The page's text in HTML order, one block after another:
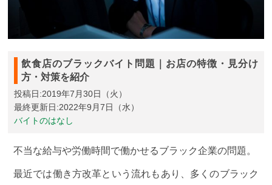
飲食店のブラックバイト問題｜お店の特徴・見分け
方・対策を紹介
投稿日:2019年7月30日（火）
最終更新日:2022年9月7日（水）
バイトのはなし
不当な給与や労働時間で働かせるブラック企業の問題。
最近では働き方改革という流れもあり、多くのブラック